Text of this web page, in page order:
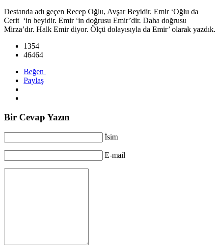
Destanda adı geçen Recep Oğlu, Avşar Beyidir. Emir ‘Oğlu da
Cerit ‘in beyidir. Emir ‘in doğrusu Emir’dir. Daha doğrusu
Mirza’dır. Halk Emir diyor. Ölçü dolayısıyla da Emir’ olarak yazdık.
1354
46464
Beğen
Paylaş
Bir Cevap Yazın
İsim
E-mail